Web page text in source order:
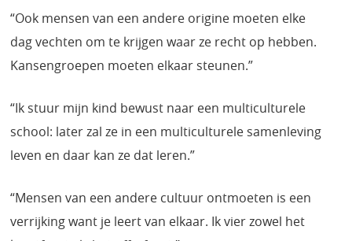
“Ook mensen van een andere origine moeten elke
dag vechten om te krijgen waar ze recht op hebben.
Kansengroepen moeten elkaar steunen.”
“Ik stuur mijn kind bewust naar een multiculturele
school: later zal ze in een multiculturele samenleving
leven en daar kan ze dat leren.”
“Mensen van een andere cultuur ontmoeten is een
verrijking want je leert van elkaar. Ik vier zowel het